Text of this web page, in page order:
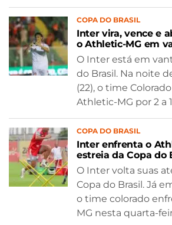
COPA DO BRASIL
Inter vira, vence e
o Athletic-MG em
O Inter está em
do Brasil. Na noite
(22), o time
Athletic-MG por 2 a
COPA DO BRASIL
Inter enfrenta o
estreia da Copa do
O Inter volta suas
Copa do Brasil. Já
o time colorado
MG nesta quarta-